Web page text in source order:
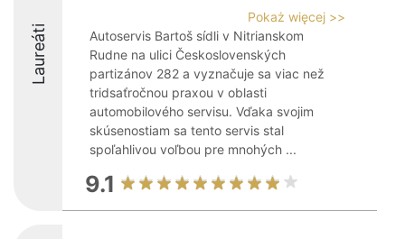
Laureáti
Pokaż więcej >>
Autoservis Bartoš sídli v Nitrianskom
Rudne na ulici Československých
partizánov 282 a vyznačuje sa viac než
tridsaťročnou praxou v oblasti
automobilového servisu. Vďaka svojim
skúsenostiam sa tento servis stal
spoľahlivou voľbou pre mnohých ...
9.1